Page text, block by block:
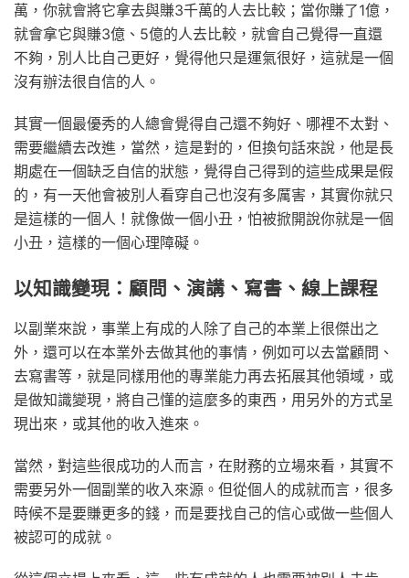
萬，你就會將它拿去與賺3千萬的人去比較；當你賺了1億，
就會拿它與賺3億、5億的人去比較，就會自己覺得一直還
不夠，別人比自己更好，覺得他只是運氣很好，這就是一個
沒有辦法很自信的人。
其實一個最優秀的人總會覺得自己還不夠好、哪裡不太對、
需要繼續去改進，當然，這是對的，但換句話來說，他是長
期處在一個缺乏自信的狀態，覺得自己得到的這些成果是假
的，有一天他會被別人看穿自己也沒有多厲害，其實你就只
是這樣的一個人！就像做一個小丑，怕被掀開說你就是一個
小丑，這樣的一個心理障礙。
以知識變現：顧問、演講、寫書、線上課程
以副業來說，事業上有成的人除了自己的本業上很傑出之
外，還可以在本業外去做其他的事情，例如可以去當顧問、
去寫書等，就是同樣用他的專業能力再去拓展其他領域，或
是做知識變現，將自己懂的這麼多的東西，用另外的方式呈
現出來，或其他的收入進來。
當然，對這些很成功的人而言，在財務的立場來看，其實不
需要另外一個副業的收入來源。但從個人的成就而言，很多
時候不是要賺更多的錢，而是要找自己的信心或做一些個人
被認可的成就。